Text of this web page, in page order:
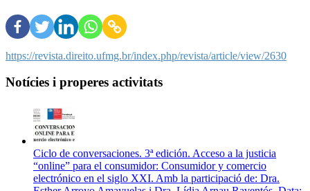
https://revista.direito.ufmg.br/index.php/revista/article/view/2630
Notícies i properes activitats
Ciclo de conversaciones. 3ª edición. Acceso a la justicia
“online” para el consumidor: Consumidor y comercio
electrónico en el siglo XXI. Amb la participació de: Dra.